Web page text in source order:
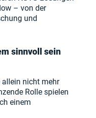
– von der
und
sinnvoll sein
allein nicht mehr
Rolle spielen
einem